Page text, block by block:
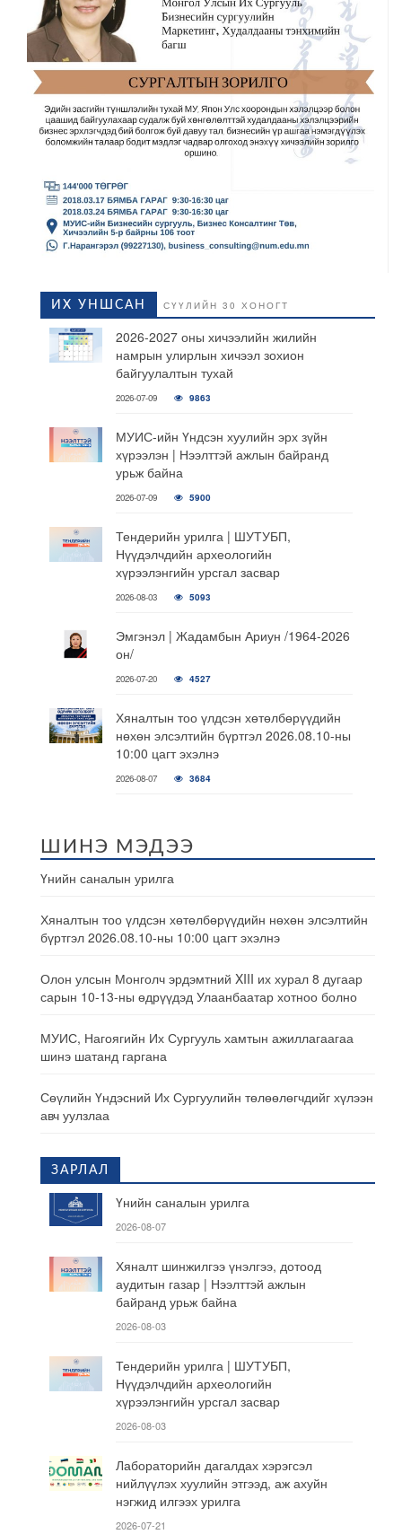
ИХ УНШСАН СҮҮЛИЙН 30 ХОНОГТ
2026-2027 оны хичээлийн жилийн
намрын улирлын хичээл зохион
байгуулалтын тухай
2026-07-09 9863
МУИС-ийн Үндсэн хуулийн эрх зүйн
хүрээлэн | Нээлттэй ажлын байранд
урьж байна
2026-07-09 5900
Тендерийн урилга | ШУТУБП,
Нүүдэлчдийн археологийн
хүрээлэнгийн урсгал засвар
2026-08-03 5093
Эмгэнэл | Жадамбын Ариун /1964-2026
он/
2026-07-20 4527
Хяналтын тоо үлдсэн хөтөлбөрүүдийн
нөхөн элсэлтийн бүртгэл 2026.08.10-ны
10:00 цагт эхэлнэ
2026-08-07 3684
ШИНЭ МЭДЭЭ
Үнийн саналын урилга
Хяналтын тоо үлдсэн хөтөлбөрүүдийн нөхөн элсэлтийн
бүртгэл 2026.08.10-ны 10:00 цагт эхэлнэ
Олон улсын Монголч эрдэмтний XIII их хурал 8 дугаар
сарын 10-13-ны өдрүүдэд Улаанбаатар хотноо болно
МУИС, Нагоягийн Их Сургууль хамтын ажиллагаагаа
шинэ шатанд гаргана
Сөүлийн Үндэсний Их Сургуулийн төлөөлөгчдийг хүлээн
авч уулзлаа
ЗАРЛАЛ
Үнийн саналын урилга
2026-08-07
Хяналт шинжилгээ үнэлгээ, дотоод
аудитын газар | Нээлттэй ажлын
байранд урьж байна
2026-08-03
Тендерийн урилга | ШУТУБП,
Нүүдэлчдийн археологийн
хүрээлэнгийн урсгал засвар
2026-08-03
Лабораторийн дагалдах хэрэгсэл
нийлүүлэх хуулийн этгээд, аж ахуйн
нэгжид илгээх урилга
2026-07-21